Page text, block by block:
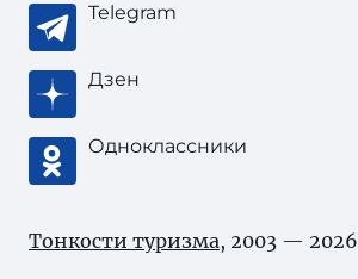
Telegram
Дзен
Одноклассники
Тонкости туризма, 2003 — 2026